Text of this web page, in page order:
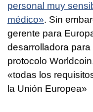
personal muy
médico». Sin
gerente para
desarrolladora
protocolo
«todas los
la Unión Europea»